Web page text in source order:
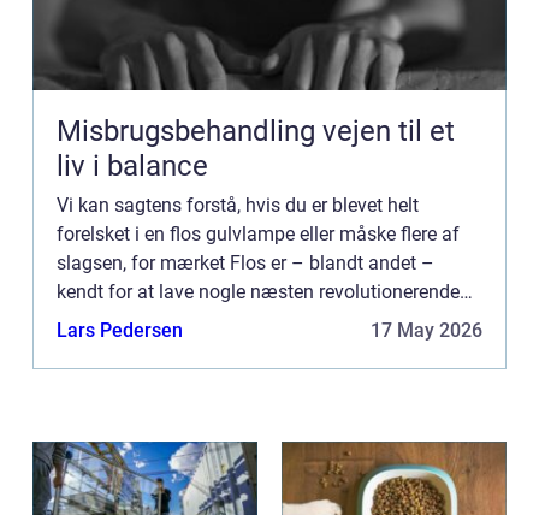
Misbrugsbehandling vejen til et
liv i balance
Vi kan sagtens forstå, hvis du er blevet helt
forelsket i en flos gulvlampe eller måske flere af
slagsen, for mærket Flos er – blandt andet –
kendt for at lave nogle næsten revolutionerende
gulvlamper, som man ved ...
Lars Pedersen 17 May 2026